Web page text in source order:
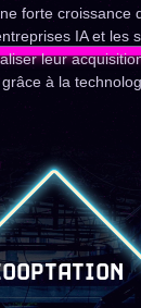
forte croissance
IA et les
leur
à la